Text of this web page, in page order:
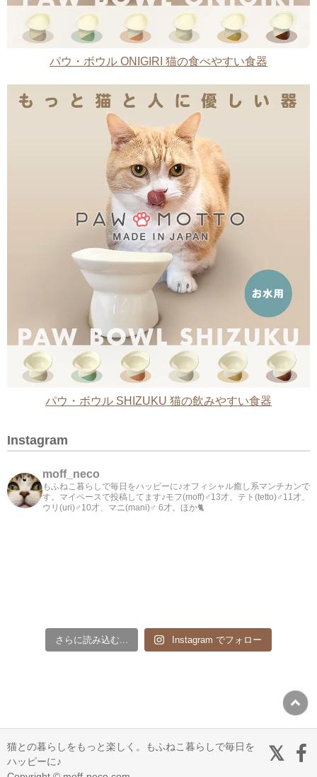
パウ・ボウル ONIGIRI 猫の食べやすい食器
パウ・ボウル SHIZUKU 猫の飲みやすい食器
Instagram
moff_neco
もふねこ暮らしで毎日をハッピーに♪オフィシャル癒し系マンチカンで
す。マイペースで投稿してます♪モフ(moff)♂13才、テト(tetto)♂11才、
ウリ(uri)♂10才、マニ(mani)♂ 6才。ほか🐈
さらに読み込む... Instagram でフォロー
猫との暮らしをもっと楽しく。もふねこ暮らしで毎日を
ハッピーに♪